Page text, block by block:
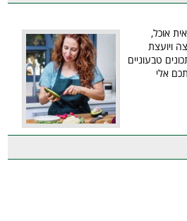
אוכל,
ויועצת
טבעוניים
אלי